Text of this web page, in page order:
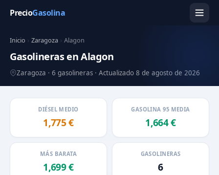
PrecioGasolina
Inicio › Zaragoza › Alagon
Gasolineras en Alagon
Zaragoza · 6 gasolineras · Actualizado 8 de agosto de 2026
DIÉSEL MEDIO
1,775 €
GASOLINA 95 MEDIA
1,664 €
MÁS BARATA
1,699 €
GASOLINERAS
6